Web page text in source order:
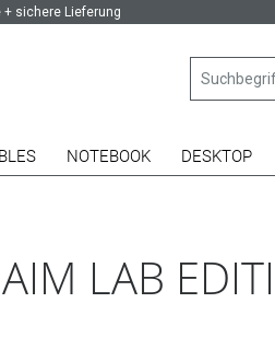
+ sichere Lieferung
NOTEBOOK DESKTOP
LAB